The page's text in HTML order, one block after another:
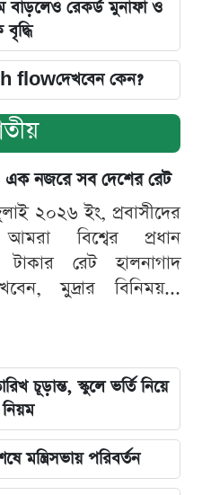
রেকর্ড মুনাফা ও
বৃদ্ধি
flowদেখবেন কেন?
এক নজরে সব দেশের রেট
২০২৬ ইং, প্রবাসীদের
আমরা বিশ্বের প্রধান
রেট হালনাগাদ
মুদ্রার বিনিময়...
স্কুলে ভর্তি নিয়ে
মন্ত্রিসভায় পরিবর্তন